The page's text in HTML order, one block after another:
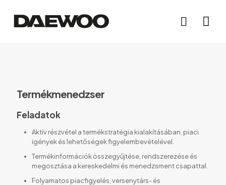
Termékmenedzser
Feladatok
Aktív részvétel a termékstratégia kialakításában, piaci
igények és lehetőségek figyelembevételével.
Termékinformációk összegyűjtése, rendszerezése és
megosztása a kereskedelmi és menedzsment csapattal.
Folyamatos piacfigyelés, versenytárs- és